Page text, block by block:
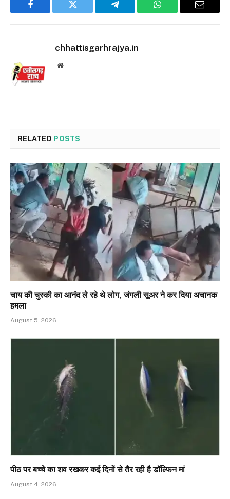
Facebook Twitter Telegram WhatsApp Email
chhattisgarhrajya.in
Website
RELATED POSTS
चाय की चुस्की का आनंद ले रहे थे लोग, जंगली सूअर ने कर दिया अचानक
हमला
August 5, 2026
पीठ पर बच्चे का शव रखकर कई दिनों से तैर रही है डॉल्फिन मां
August 4, 2026